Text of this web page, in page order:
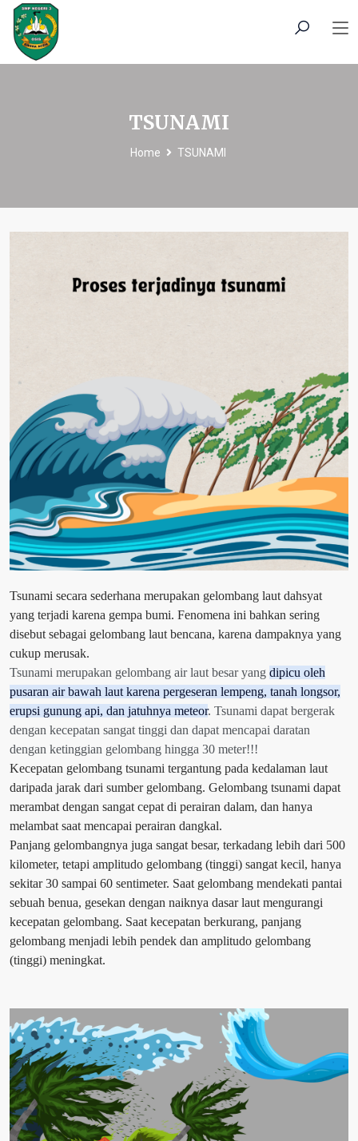
TSUNAMI
Home TSUNAMI
Tsunami secara sederhana merupakan gelombang laut dahsyat
yang terjadi karena gempa bumi. Fenomena ini bahkan sering
disebut sebagai gelombang laut bencana, karena dampaknya yang
cukup merusak.
Tsunami merupakan gelombang air laut besar yang dipicu oleh
pusaran air bawah laut karena pergeseran lempeng, tanah longsor,
erupsi gunung api, dan jatuhnya meteor. Tsunami dapat bergerak
dengan kecepatan sangat tinggi dan dapat mencapai daratan
dengan ketinggian gelombang hingga 30 meter!!!
Kecepatan gelombang tsunami tergantung pada kedalaman laut
daripada jarak dari sumber gelombang. Gelombang tsunami dapat
merambat dengan sangat cepat di perairan dalam, dan hanya
melambat saat mencapai perairan dangkal.
Panjang gelombangnya juga sangat besar, terkadang lebih dari 500
kilometer, tetapi amplitudo gelombang (tinggi) sangat kecil, hanya
sekitar 30 sampai 60 sentimeter. Saat gelombang mendekati pantai
sebuah benua, gesekan dengan naiknya dasar laut mengurangi
kecepatan gelombang. Saat kecepatan berkurang, panjang
gelombang menjadi lebih pendek dan amplitudo gelombang
(tinggi) meningkat.